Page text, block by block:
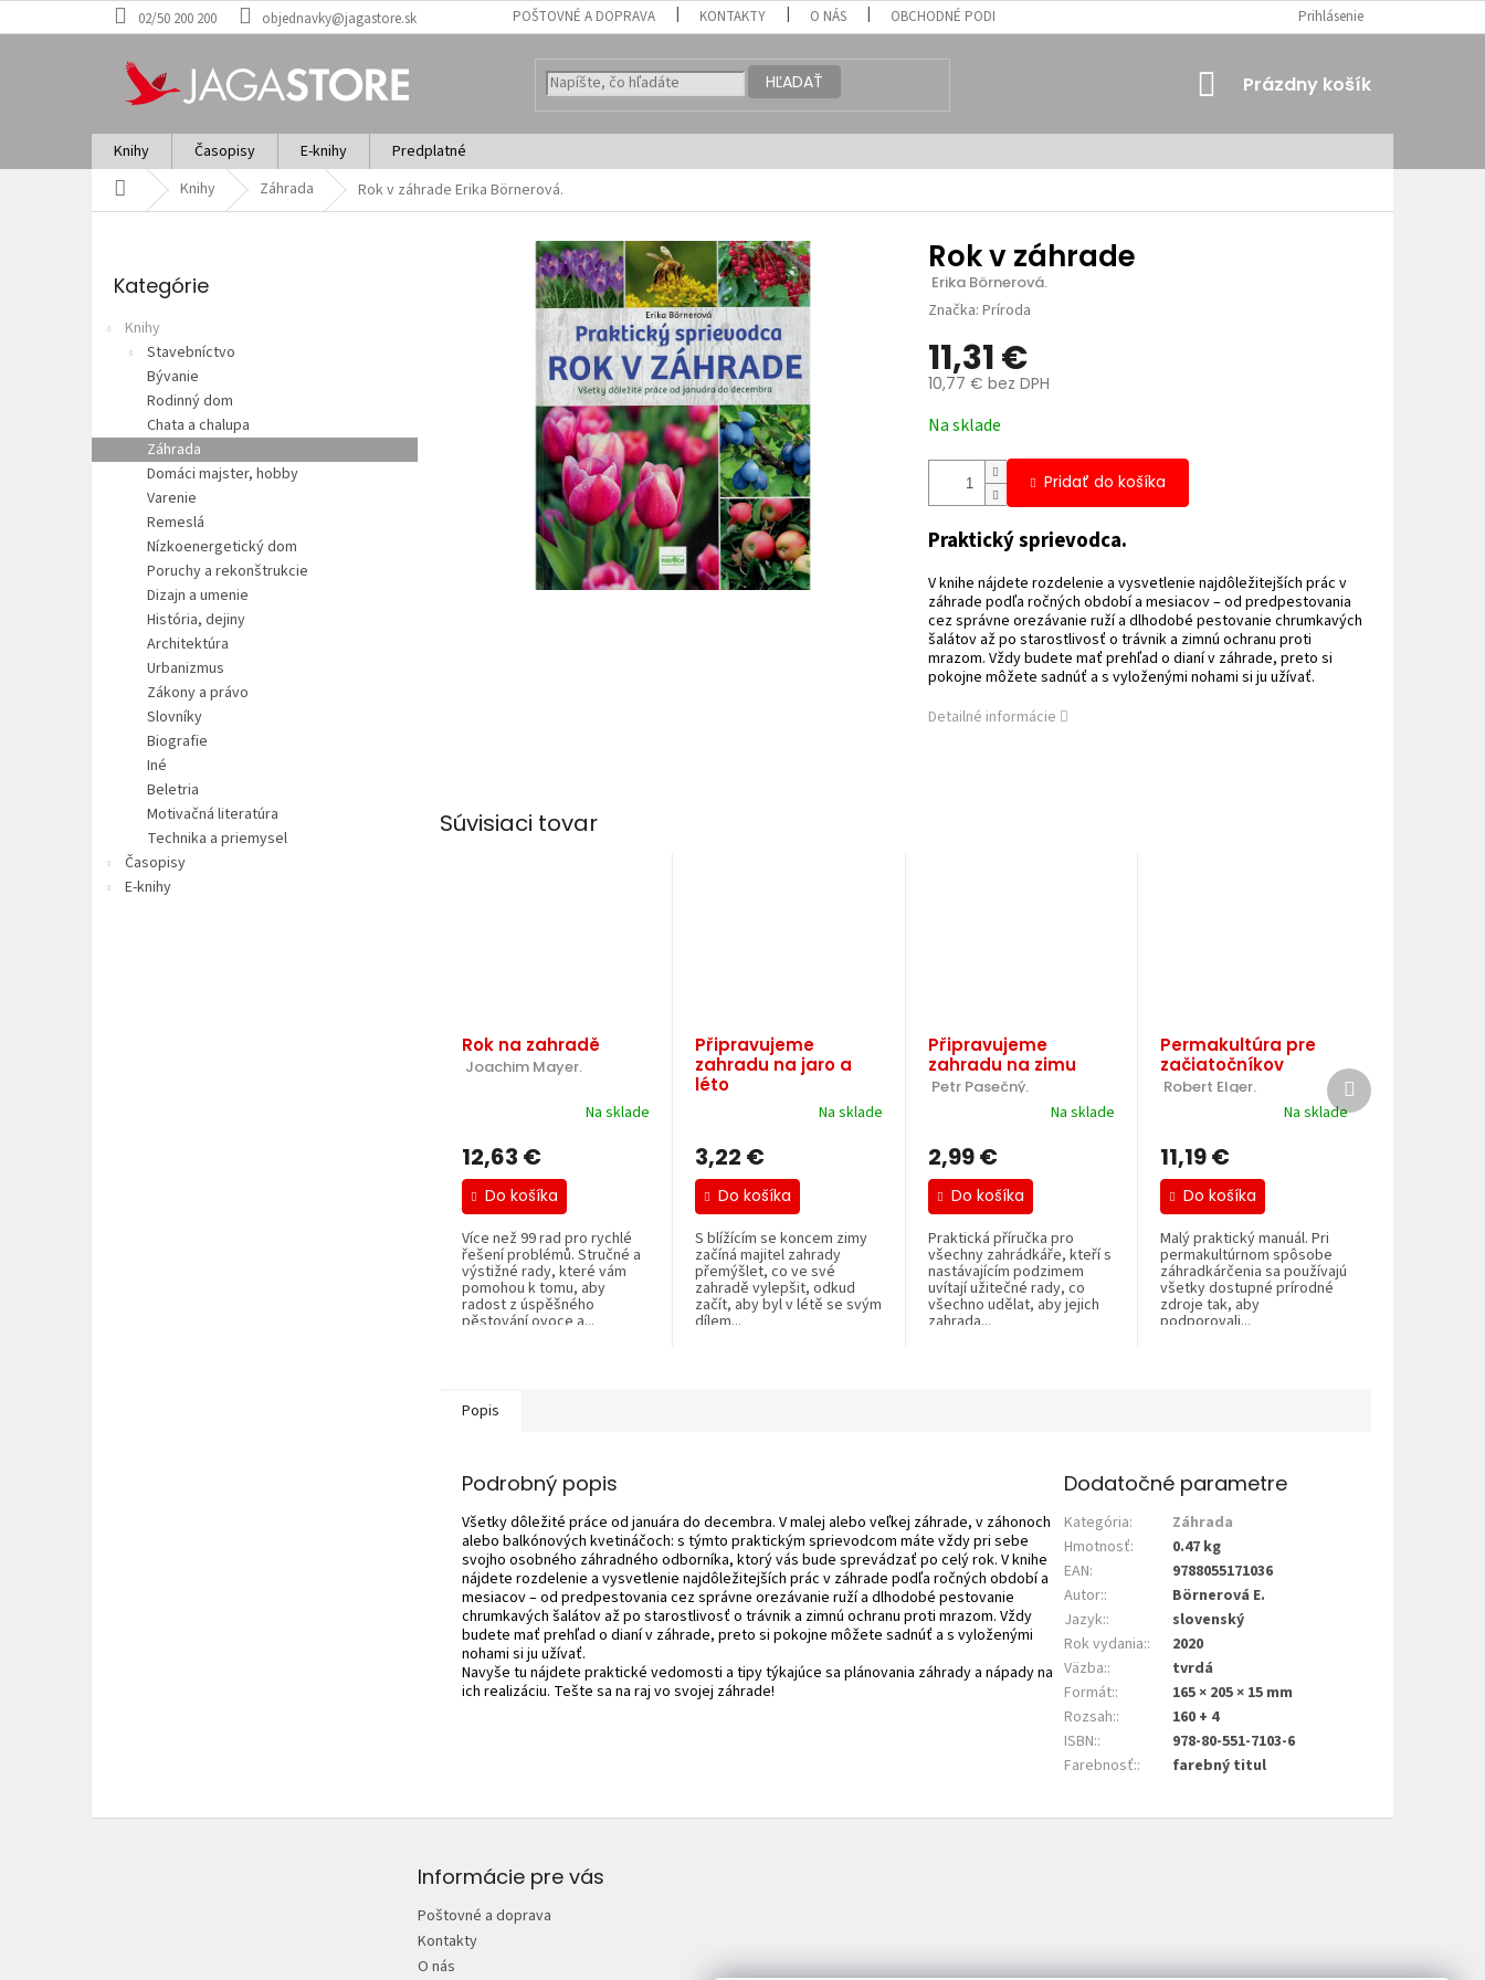
Prejsť
02/50 200 200 objednavky@jagastore.sk POŠTOVNÉ A DOPRAVA KONTAKTY O NÁS OBCHODNÉ PODMIENKY Prihlásenie
HĽADAŤ
NÁKUPNÝ
Prázdny košík
Knihy Časopisy E-knihy
Predplatné
DomovKnihy Záhrada Rok v záhrade Erika Börnerová.
l
kategórie
Kategórie
Knihy
Stavebníctvo
Bývanie
Rodinný dom
Chata a chalupa
Záhrada
Domáci majster, hobby
Varenie
Remeslá
Nízkoenergetický dom
Poruchy a rekonštrukcie
Dizajn a umenie
História, dejiny
Architektúra
Urbanizmus
Zákony a právo
Slovníky
Biografie
Iné
Beletria
Motivačná literatúra
Technika a priemysel
Časopisy
E-knihy
Rok v záhrade
Erika Börnerová.
Značka: Príroda
11,31 €
10,77 € bez DPH
cena:
Na sklade
Pridať do košíka
Praktický sprievodca.
V knihe nájdete rozdelenie a vysvetlenie najdôležitejších prác v
záhrade podľa ročných období a mesiacov – od predpestovania
cez správne orezávanie ruží a dlhodobé pestovanie chrumkavých
šalátov až po starostlivosť o trávnik a zimnú ochranu proti
mrazom. Vždy budete mať prehľad o dianí v záhrade, preto si
pokojne môžete sadnúť a s vyloženými nohami si ju užívať.
Detailné informácie
Súvisiaci tovar
Rok na zahradě
Joachim Mayer.
Na sklade
12,63 €
Do košíka
Více než 99 rad pro rychlé
řešení problémů. Stručné a
výstižné rady, které vám
pomohou k tomu, aby
radost z úspěšného
pěstování ovoce a...
Připravujeme
zahradu na jaro a
léto
Na sklade
3,22 €
Do košíka
S blížícím se koncem zimy
začíná majitel zahrady
přemýšlet, co ve své
zahradě vylepšit, odkud
začít, aby byl v létě se svým
dílem...
Připravujeme
zahradu na zimu
Petr Pasečný.
Na sklade
2,99 €
Do košíka
Praktická příručka pro
všechny zahrádkáře, kteří s
nastávajícím podzimem
uvítají užitečné rady, co
všechno udělat, aby jejich
zahrada...
Permakultúra pre
začiatočníkov
Robert Elger.
Na sklade
11,19 €
Do košíka
Malý praktický manuál. Pri
permakultúrnom spôsobe
záhradkárčenia sa používajú
všetky dostupné prírodné
zdroje tak, aby
podporovali...
Ďalší
produkt
Popis
Podrobný popis
Všetky dôležité práce od januára do decembra. V malej alebo veľkej záhrade, v záhonoch
alebo balkónových kvetináčoch: s týmto praktickým sprievodcom máte vždy pri sebe
svojho osobného záhradného odborníka, ktorý vás bude sprevádzať po celý rok. V knihe
nájdete rozdelenie a vysvetlenie najdôležitejších prác v záhrade podľa ročných období a
mesiacov – od predpestovania cez správne orezávanie ruží a dlhodobé pestovanie
chrumkavých šalátov až po starostlivosť o trávnik a zimnú ochranu proti mrazom. Vždy
budete mať prehľad o dianí v záhrade, preto si pokojne môžete sadnúť a s vyloženými
nohami si ju užívať.
Navyše tu nájdete praktické vedomosti a tipy týkajúce sa plánovania záhrady a nápady na
ich realizáciu. Tešte sa na raj vo svojej záhrade!
Dodatočné parametre
Kategória:
Záhrada
Hmotnosť:
0.47 kg
EAN:
9788055171036
Autor::
Börnerová E.
Jazyk::
slovenský
Rok vydania::
2020
Väzba::
tvrdá
Formát::
165 × 205 × 15 mm
Rozsah::
160 + 4
ISBN::
978-80-551-7103-6
Farebnosť:: farebný titul
Informácie pre vás
Poštovné a doprava
Kontakty
O nás